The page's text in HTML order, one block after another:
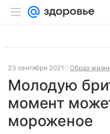
23 сентября 2021 Образ
Молодую
момент
мороженое